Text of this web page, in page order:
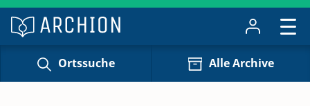
Ortssuche Alle Archive